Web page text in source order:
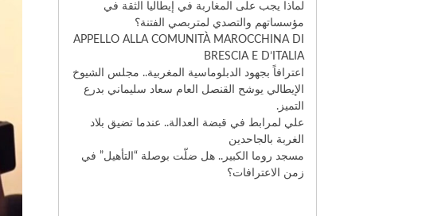
لماذا يجب على المغاربة في إيطاليا الثقة في
مؤسساتهم والتصدي لمتربصي الفتنة؟
​APPELLO ALLA COMUNITÀ MAROCCHINA DI
BRESCIA E D’ITALIA
اعترافاً بجهود الدبلوماسية المغربية.. مجلس الشيوخ
الإيطالي يوشح القنصل العام سعاد سليماني بدرع
التميز.
علي لمرابط في قبضة العدالة.. عندما تضيق بلاد
الغربة بالجاحدين
مسجد روما الكبير.. هل ضلّت بوصلة “التأهيل” في
زمن الاعترافات؟